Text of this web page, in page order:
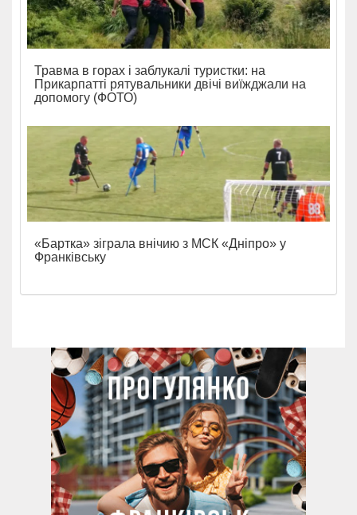
Травма в горах і заблукалі туристки: на
Прикарпатті рятувальники двічі виїжджали на
допомогу (ФОТО)
«Бартка» зіграла внічию з МСК «Дніпро» у
Франківську